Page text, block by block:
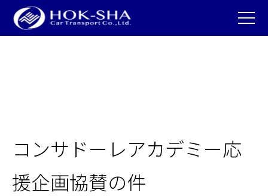
コンサドーレアカデミー応
援企画協賛の件